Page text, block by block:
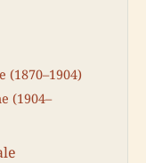
(1870–1904)
(1904–